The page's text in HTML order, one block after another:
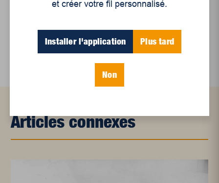
Et les politiques peinent à suivre
Le sommeil, nouveau défi de santé publique
Articles connexes
et créer votre fil personnalisé.
Installer l'application Plus tard
Non